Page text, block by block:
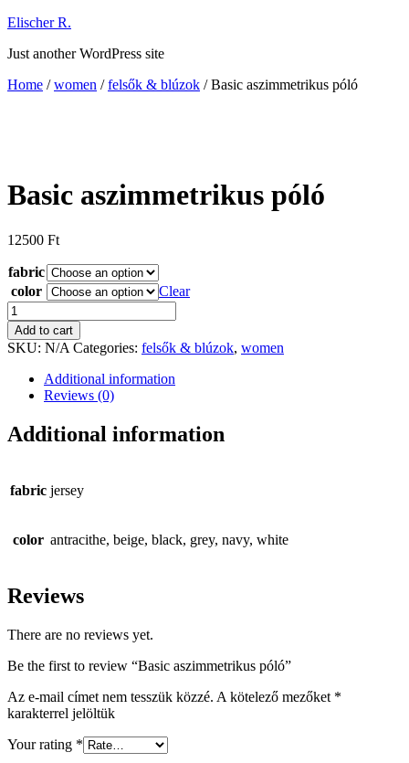
Ugrás
tartalomhoz
Elischer R.
Just another WordPress site
Home /women /felsők & blúzok / Basic aszimmetrikus póló
Basic aszimmetrikus póló
12500 Ft
fabric
color
Clear
Basic
aszimmetrikus
póló
quantity
Add to cart
SKU: N/A Categories: felsők & blúzok, women
Additional information
Reviews (0)
Additional information
fabric jersey
color antracithe, beige, black, grey, navy, white
Reviews
There are no reviews yet.
Be the first to review “Basic aszimmetrikus póló”
Az e-mail címet nem tesszük közzé. A kötelező mezőket *
karakterrel jelöltük
Your rating *